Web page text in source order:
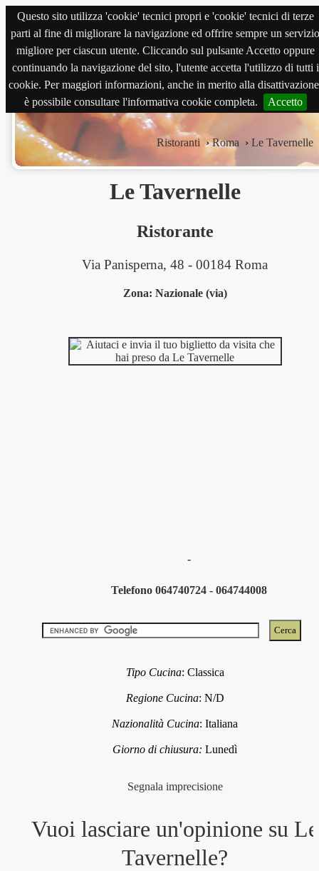
Questo sito utilizza 'cookie' tecnici propri e 'cookie' tecnici di terze
parti al fine di migliorare la navigazione ed offrire sempre un servizio
migliore per ciascun utente. Cliccando sul pulsante Accetto oppure
continuando la navigazione del sito, l'utente accetta l'utilizzo di tutti i
cookie. Per maggiori informazioni, anche in merito alla
è possibile consultare l'informativa cookie completa.
Accetto
magnabene.com
Ristoranti ›Roma › Le Tavernelle
Le Tavernelle
Ristorante
Via Panisperna, 48 - 00184 Roma
Zona: Nazionale (via)
-
Telefono 064740724 - 064744008
Tipo Cucina: Classica
Regione Cucina: N/D
Nazionalità Cucina:Italiana
Giorno di chiusura:Lunedì
Segnala imprecisione
Vuoi lasciare un'opinione su Le
Tavernelle?